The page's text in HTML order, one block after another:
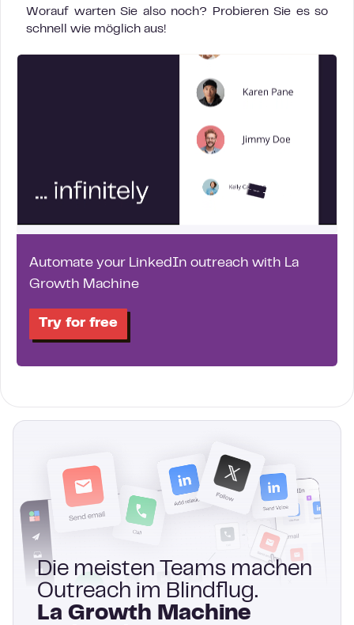
Worauf warten Sie also noch? Probieren Sie es so
schnell wie möglich aus!
Automate your LinkedIn outreach with La
Growth Machine
Try for free
Die meisten Teams machen
Outreach im Blindflug.
La Growth Machine